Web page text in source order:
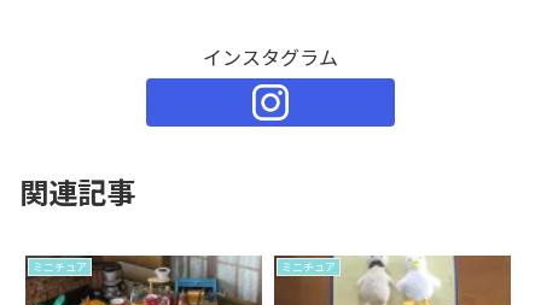
インスタグラム
関連記事
ミニチュア ミニチュア